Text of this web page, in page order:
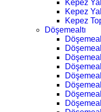
Kepez
Kepez
Kepez
Döşemealtı